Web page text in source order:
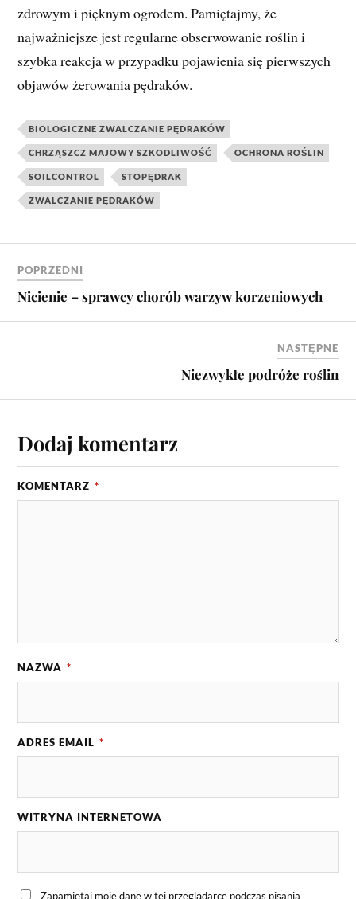
zdrowym i pięknym ogrodem. Pamiętajmy, że
najważniejsze jest regularne obserwowanie roślin i
szybka reakcja w przypadku pojawienia się pierwszych
objawów żerowania pędraków.
BIOLOGICZNE ZWALCZANIE PĘDRAKÓW
CHRZĄSZCZ MAJOWY SZKODLIWOŚĆ OCHRONA ROŚLIN
SOILCONTROL STOPĘDRAK
ZWALCZANIE PĘDRAKÓW
POPRZEDNI
Nicienie – sprawcy chorób warzyw korzeniowych
NASTĘPNE
Niezwykłe podróże roślin
Dodaj komentarz
KOMENTARZ *
NAZWA *
ADRES EMAIL *
WITRYNA INTERNETOWA
Zapamiętaj moje dane w tej przeglądarce podczas pisania